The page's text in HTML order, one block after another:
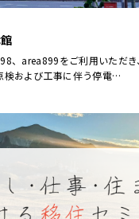
、area899をご利用いただ
検および工事に伴う停電…